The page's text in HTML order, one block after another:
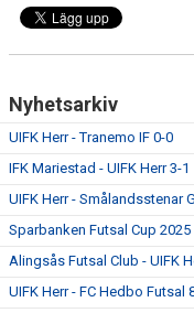
Nyhetsarkiv
UIFK Herr - Tranemo IF 0-0
IFK Mariestad - UIFK Herr 3-1
UIFK Herr - Smålandsstenar
Sparbanken Futsal Cup 2025
Alingsås Futsal Club - UIFK
UIFK Herr - FC Hedbo Futsal